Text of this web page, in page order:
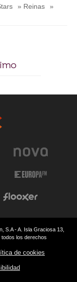
» Reinas
»
S.A - A. Isla Graciosa 13,
los derechos
de cookies